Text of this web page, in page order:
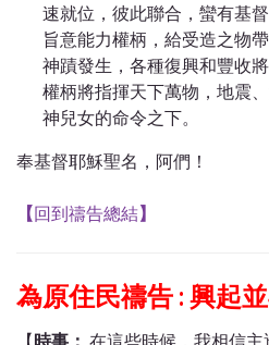
速就位，彼此聯合，蠻有基
旨意能力權柄，給受造之物
神蹟發生，各種復興和豐收
權柄將指揮天下萬物，地震
神兒女的命令之下。
奉基督耶穌聖名，阿們！
【回到禱告總結】
為原住民禱告 : 興起
【時事： 在這些時候，我相信